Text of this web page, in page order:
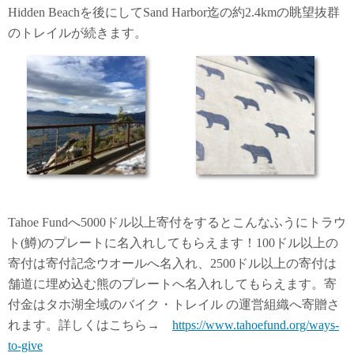
Hidden Beachを後にしてSand Harbor迄の約2.4kmの眺望抜群
のトレイルが続きます。
Tahoe Fundへ5000ドル以上寄付をするとこんなふうにトラウ
ト(鱒)のプレートに名入れしてもらえます！100ドル以上の
寄付は寄付記念ウオールへ名入れ、2500ドル以上の寄付は
舗道に埋め込む熊のプレートへ名入れしてもらえます。寄
付金はタホ湖全域のバイク・トレイル の運営組織へ寄贈さ
れます。詳しくはこちら→ https://www.tahoefund.org/ways-
to-give